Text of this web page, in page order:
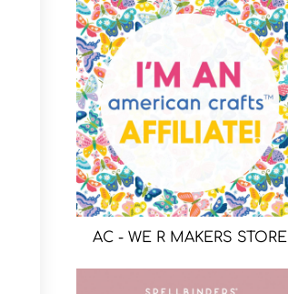
AC - WE R MAKERS STORE